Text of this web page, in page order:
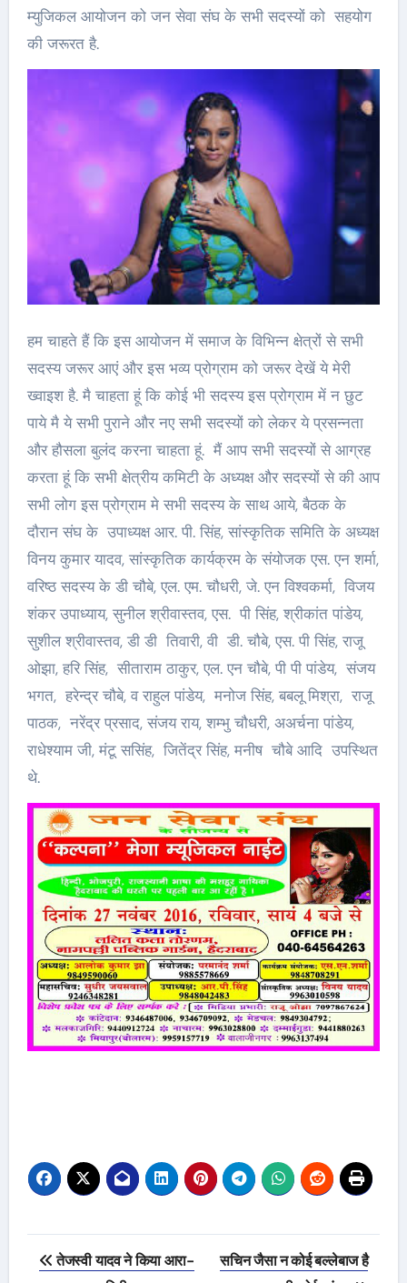
म्युजिकल आयोजन को जन सेवा संघ के सभी सदस्यों को सहयोग
की जरूरत है.
हम चाहते हैं कि इस आयोजन में समाज के विभिन्न क्षेत्रों से सभी
सदस्य जरूर आएं और इस भव्य प्रोग्राम को जरूर देखें ये मेरी
ख्वाइश है. मै चाहता हूं कि कोई भी सदस्य इस प्रोग्राम में न छुट
पाये मै ये सभी पुराने और नए सभी सदस्यों को लेकर ये प्रसन्नता
और हौसला बुलंद करना चाहता हूं. मैं आप सभी सदस्यों से आग्रह
करता हूं कि सभी क्षेत्रीय कमिटी के अध्यक्ष और सदस्यों से की आप
सभी लोग इस प्रोग्राम मे सभी सदस्य के साथ आये, बैठक के
दौरान संघ के उपाध्यक्ष आर. पी. सिंह, सांस्कृतिक समिति के अध्यक्ष
विनय कुमार यादव, सांस्कृतिक कार्यक्रम के संयोजक एस. एन शर्मा,
वरिष्ठ सदस्य के डी चौबे, एल. एम. चौधरी, जे. एन विश्वकर्मा, विजय
शंकर उपाध्याय, सुनील श्रीवास्तव, एस. पी सिंह, श्रीकांत पांडेय,
सुशील श्रीवास्तव, डी डी तिवारी, वी डी. चौबे, एस. पी सिंह, राजू
ओझा, हरि सिंह, सीताराम ठाकुर, एल. एन चौबे, पी पी पांडेय, संजय
भगत, हरेन्द्र चौबे, व राहुल पांडेय, मनोज सिंह, बबलू मिश्रा, राजू
पाठक, नरेंद्र प्रसाद, संजय राय, शम्भु चौधरी, अअर्चना पांडेय,
राधेश्याम जी, मंटू ससिंह, जितेंद्र सिंह, मनीष चौबे आदि उपस्थित
थे.
Post
तेजस्वी यादव ने किया आरा-
सचिन जैसा न कोई बल्लेबाज है